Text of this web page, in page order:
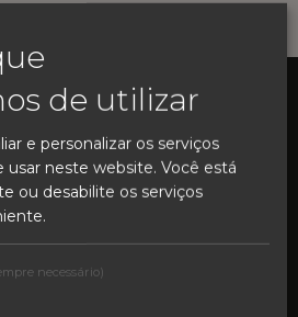
TRADIÇÃO
de utilizar
e personalizar os serviços
usar neste website. Você está
ou desabilite os serviços
necessário)